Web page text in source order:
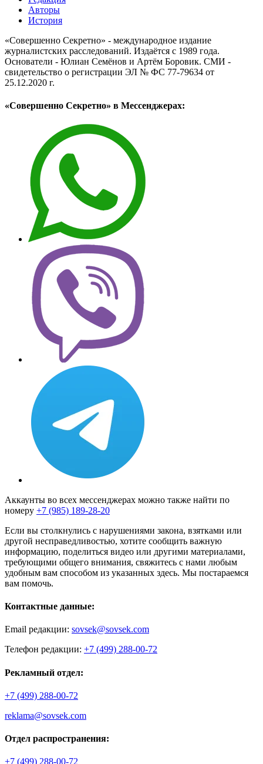
Авторы
История
«Совершенно Секретно» - международное издание
журналистских расследований. Издаётся с 1989 года.
Основатели - Юлиан Семёнов и Артём Боровик. CМИ -
свидетельство о регистрации ЭЛ № ФС 77-79634 от
25.12.2020 г.
«Совершенно Секретно» в Мессенджерах:
Аккаунты во всех мессенджерах можно также найти по
номеру +7 (985) 189-28-20
Если вы столкнулись с нарушениями закона, взятками или
другой несправедливостью, хотите сообщить важную
информацию, поделиться видео или другими материалами,
требующими общего внимания, свяжитесь с нами любым
удобным вам способом из указанных здесь. Мы постараемся
вам помочь.
Контактные данные:
Email редакции: sovsek@sovsek.com
Телефон редакции: +7 (499) 288-00-72
Рекламный отдел:
+7 (499) 288-00-72
reklama@sovsek.com
Отдел распространения:
+7 (499) 288-00-72